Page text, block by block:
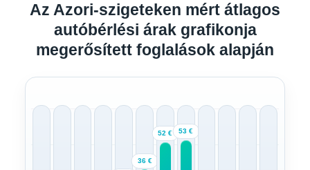
Az Azori-szigeteken mért átlagos
autóbérlési árak grafikonja
megerősített foglalások alapján
36 €
52 € 53 €